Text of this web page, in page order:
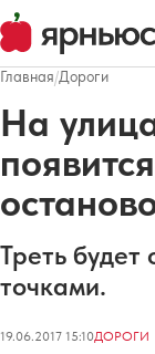
Главная/Дороги
На
Треть
точками.
19.06.2017 15:10ДОРОГИ